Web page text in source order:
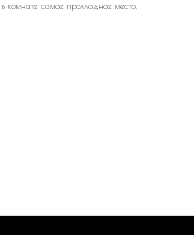
комнате самое прохладное место,